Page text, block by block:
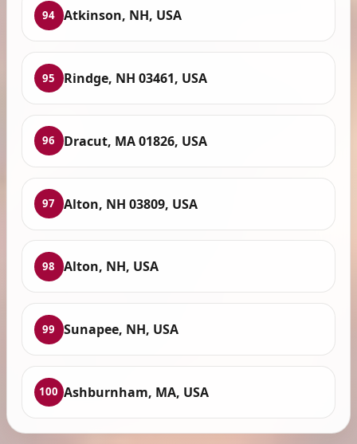
94 Atkinson, NH, USA
95 Rindge, NH 03461, USA
96 Dracut, MA 01826, USA
97 Alton, NH 03809, USA
98 Alton, NH, USA
99 Sunapee, NH, USA
100 Ashburnham, MA, USA